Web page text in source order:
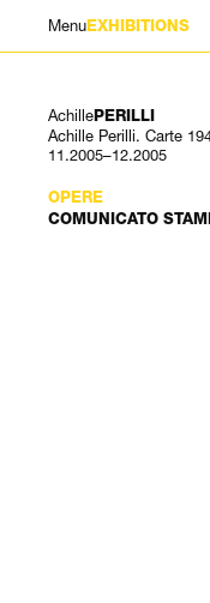
Achille PERILLI
Achille Perilli. Carte
11.2005–12.2005
OPERE
COMUNICATO
Menu EXHIBITIONS